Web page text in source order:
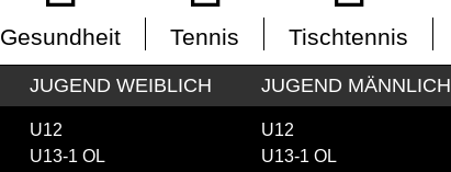
Gesundheit Tennis Tischtennis
JUGEND WEIBLICH
U12
U13-1 OL
JUGEND MÄNNLICH
U12
U13-1 OL